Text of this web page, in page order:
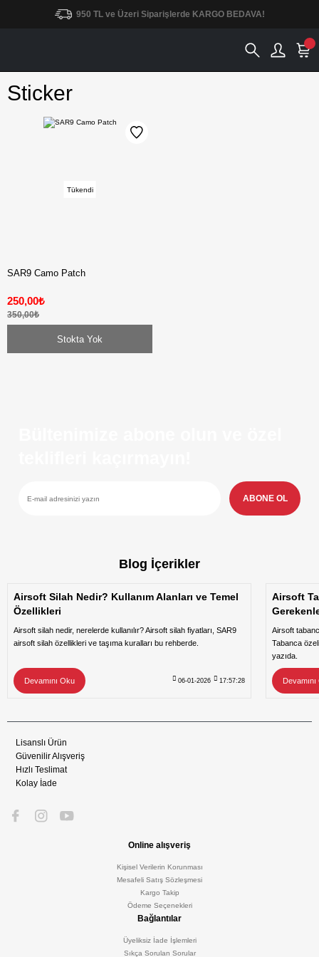
950 TL ve Üzeri Siparişlerde KARGO BEDAVA!
Sticker
Tükendi
SAR9 Camo Patch
250,00₺
350,00₺
Stokta Yok
ABONE OL
Blog İçerikler
Airsoft Silah Nedir? Kullanım Alanları ve Temel
Özellikleri
Airsoft silah nedir, nerelerde kullanılır? Airsoft silah fiyatları, SAR9
airsoft silah özellikleri ve taşıma kuralları bu rehberde.
Devamını Oku 06-01-2026 17:57:28
Airsoft
Airsoft
Tabanca
yazıda.
Lisanslı Ürün
Güvenilir Alışveriş
Hızlı Teslimat
Kolay İade
Online alışveriş
Kişisel Verilerin Korunması
Mesafeli Satış Sözleşmesi
Kargo Takip
Ödeme Seçenekleri
Bağlantılar
Üyeliksiz İade İşlemleri
Sıkça Sorulan Sorular